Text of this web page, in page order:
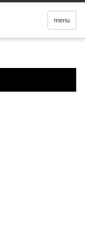
menu